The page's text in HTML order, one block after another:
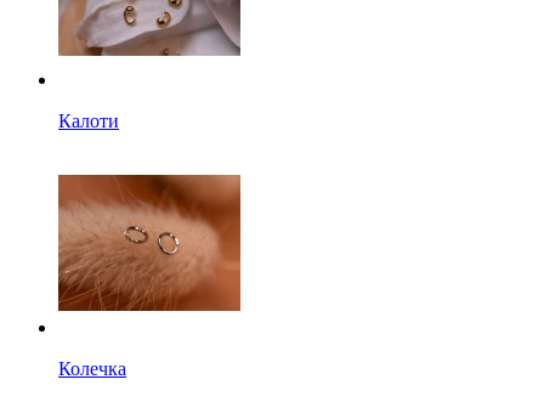
Калоти
Колечка